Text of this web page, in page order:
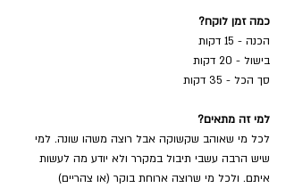
כמה זמן לוקח?
הכנה - 15 דקות
בישול - 20 דקות
סך הכל - 35 דקות
למי זה מתאים?
לכל מי שאוהב שקשוקה אבל רוצה משהו שונה. למי
שיש הרבה עשבי תיבול במקרר ולא יודע מה לעשות
איתם. ולכל מי שרוצה ארוחת בוקר (או צהריים)